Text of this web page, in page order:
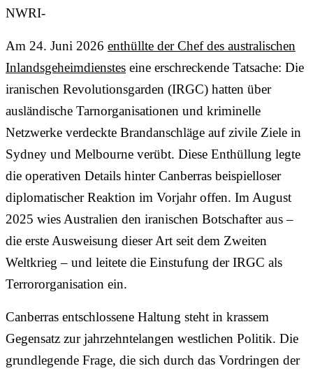
NWRI-
Am 24. Juni 2026 enthüllte der Chef des australischen
Inlandsgeheimdienstes eine erschreckende Tatsache: Die
iranischen Revolutionsgarden (IRGC) hatten über
ausländische Tarnorganisationen und kriminelle
Netzwerke verdeckte Brandanschläge auf zivile Ziele in
Sydney und Melbourne verübt. Diese Enthüllung legte
die operativen Details hinter Canberras beispielloser
diplomatischer Reaktion im Vorjahr offen. Im August
2025 wies Australien den iranischen Botschafter aus –
die erste Ausweisung dieser Art seit dem Zweiten
Weltkrieg – und leitete die Einstufung der IRGC als
Terrororganisation ein.
Canberras entschlossene Haltung steht in krassem
Gegensatz zur jahrzehntelangen westlichen Politik. Die
grundlegende Frage, die sich durch das Vordringen der